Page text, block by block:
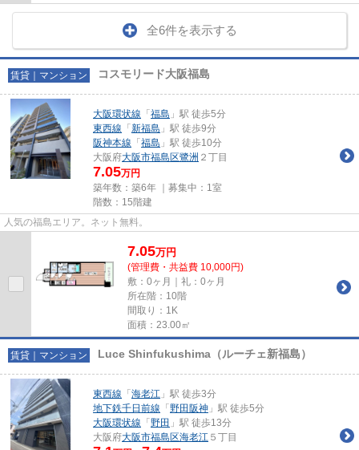
全6件を表示する
賃貸｜マンション コスモリード大阪福島
大阪環状線 「 福島 」駅 徒歩5分
東西線 「 新福島 」駅 徒歩9分
阪神本線 「 福島 」駅 徒歩10分
大阪府大阪市福島区鷺洲 ２丁目
7.05万円
築年数：築6年 ｜募集中： 1室
階数：15階建
人気の福島エリア。ネット無料。
7.05万円
(管理費・共益費 10,000円)
敷：0ヶ月｜礼：0ヶ月
所在階：10階
間取り：1K
面積：23.00㎡
賃貸｜マンション Luce Shinfukushima（ルーチェ新福島）
東西線 「 海老江 」駅 徒歩3分
地下鉄千日前線 「 野田阪神 」駅 徒歩5分
大阪環状線 「 野田 」駅 徒歩13分
大阪府大阪市福島区海老江 ５丁目